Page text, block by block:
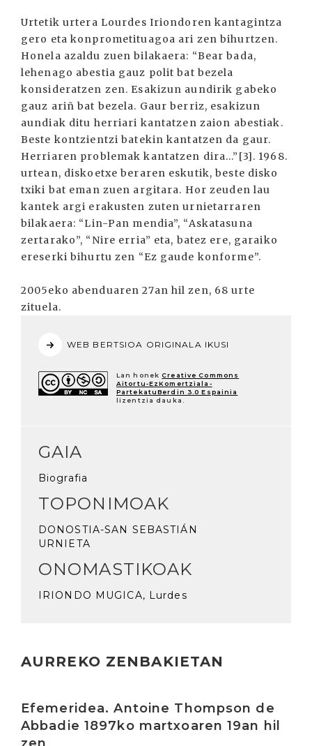
Urtetik urtera Lourdes Iriondoren kantagintza
gero eta konprometituagoa ari zen bihurtzen.
Honela azaldu zuen bilakaera: “Bear bada,
lehenago abestia gauz polit bat bezela
konsideratzen zen. Esakizun aundirik gabeko
gauz ariñ bat bezela. Gaur berriz, esakizun
aundiak ditu herriari kantatzen zaion abestiak.
Beste kontzientzi batekin kantatzen da gaur.
Herriaren problemak kantatzen dira...”[3]. 1968.
urtean, diskoetxe beraren eskutik, beste disko
txiki bat eman zuen argitara. Hor zeuden lau
kantek argi erakusten zuten urnietarraren
bilakaera: “Lin-Pan mendia”, “Askatasuna
zertarako”, “Nire erria” eta, batez ere, garaiko
ereserki bihurtu zen “Ez gaude konforme”.
2005eko abenduaren 27an hil zen, 68 urte
zituela.
WEB BERTSIOA ORIGINALA IKUSI
Lan honek Creative Commons
Aitortu-EzKomertziala-
PartekatuBerdin 3.0 Espainia
lizentzia dauka.
GAIA
Biografia
TOPONIMOAK
DONOSTIA-SAN SEBASTIÁN
URNIETA
ONOMASTIKOAK
IRIONDO MUGICA, Lurdes
AURREKO ZENBAKIETAN
Efemeridea. Antoine Thompson de
Abbadie 1897ko martxoaren 19an hil